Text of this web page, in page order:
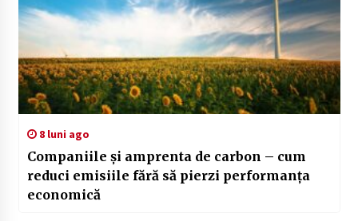
8 luni ago
Companiile și amprenta de carbon – cum
reduci emisiile fără să pierzi performanța
economică